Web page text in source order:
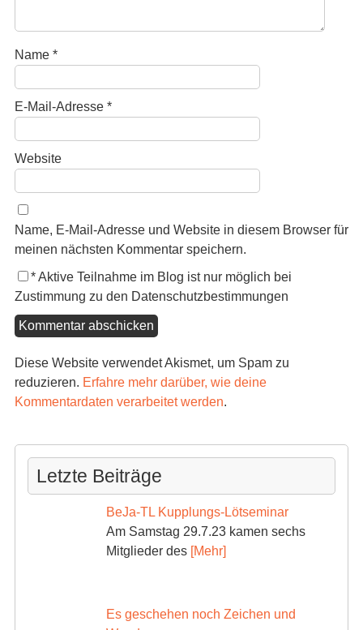
Name *
E-Mail-Adresse *
Website
Name, E-Mail-Adresse und Website in diesem Browser für
meinen nächsten Kommentar speichern.
*Aktive Teilnahme im Blog ist nur möglich bei
Zustimmung zu den Datenschutzbestimmungen
Diese Website verwendet Akismet, um Spam zu
reduzieren. Erfahre mehr darüber, wie deine
Kommentardaten verarbeitet werden.
Letzte Beiträge
BeJa-TL Kupplungs-Lötseminar
Am Samstag 29.7.23 kamen sechs
Mitglieder des [Mehr]
Es geschehen noch Zeichen und